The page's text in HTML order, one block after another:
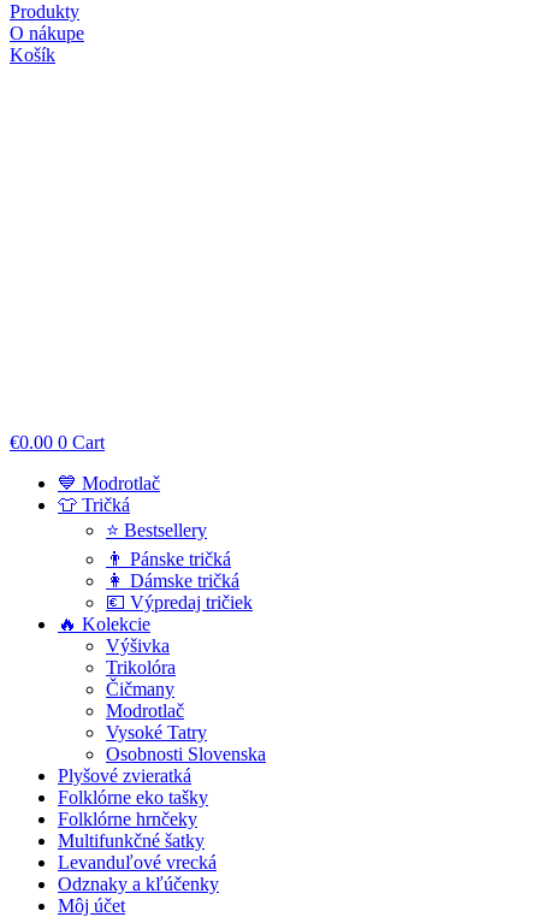
Produkty
O nákupe
Košík
€0.00 0 Cart
💙 Modrotlač
👕 Tričká
⭐ Bestsellery
👨 Pánske tričká
👩 Dámske tričká
💶 Výpredaj tričiek
🔥 Kolekcie
Výšivka
Trikolóra
Čičmany
Modrotlač
Vysoké Tatry
Osobnosti Slovenska
Plyšové zvieratká
Folklórne eko tašky
Folklórne hrnčeky
Multifunkčné šatky
Levanduľové vrecká
Odznaky a kľúčenky
Môj účet